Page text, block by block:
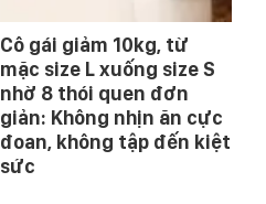
Cô gái giảm 10kg, từ
mặc size L xuống size S
nhờ 8 thói quen đơn
giản: Không nhịn ăn cực
đoan, không tập đến kiệt
sức